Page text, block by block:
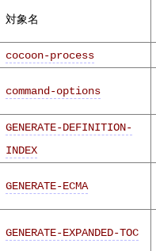
対象名
cocoon-process
command-options
GENERATE-DEFINITION-
INDEX
GENERATE-ECMA
GENERATE-EXPANDED-TOC